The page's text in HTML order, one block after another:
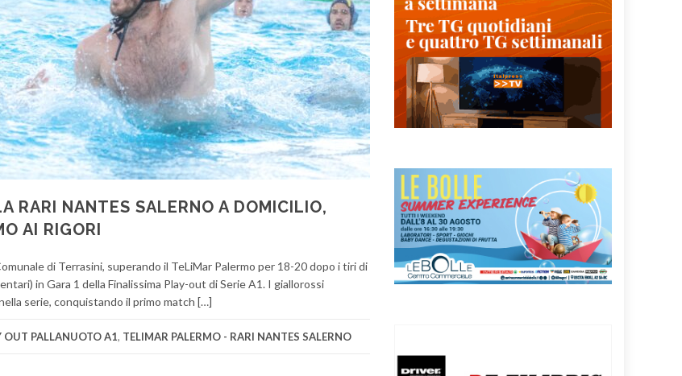
RARI NANTES SALERNO A DOMICILIO,
AI RIGORI
di Terrasini, superando il TeLiMar Palermo per 18-20 dopo i tiri di
in Gara 1 della Finalissima Play-out di Serie A1. I giallorossi
serie, conquistando il primo match […]
OUT PALLANUOTO A1, TELIMAR PALERMO - RARI NANTES SALERNO